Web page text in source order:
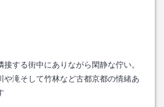
する街中にありながら閑静な佇い。
や滝そして竹林など古都京都の情緒あ